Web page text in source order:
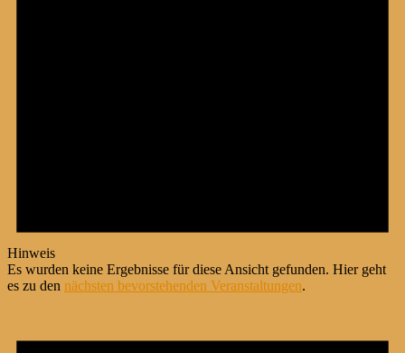
Hinweis
Es wurden keine Ergebnisse für diese Ansicht gefunden. Hier geht
es zu den nächsten bevorstehenden Veranstaltungen.